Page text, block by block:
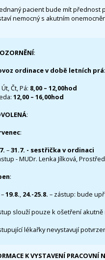
pacient bude mít přednost
nemocný s akutním
:
ordinace v době letních
Čt, Pá: 8,00 – 12,00hod
12,00 – 16,00hod
:
:
–31.7. - sestřička v ordinaci
- MUDr. Lenka Jílková,
:
–19.8., 24.-25.8. – zástup: bude
slouží pouze k ošetření
lékařky nevystavují
K VYSTAVENÍ PRACOVNÍ